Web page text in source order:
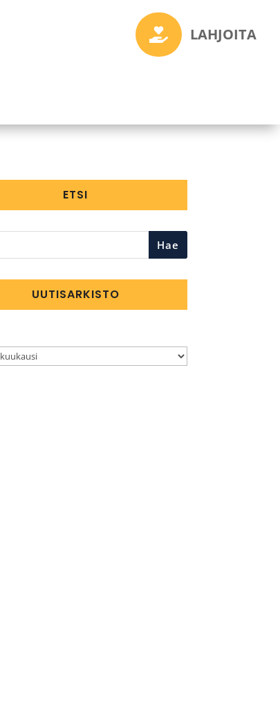
 LAHJOITA
ETSI
Hae
UUTISARKISTO